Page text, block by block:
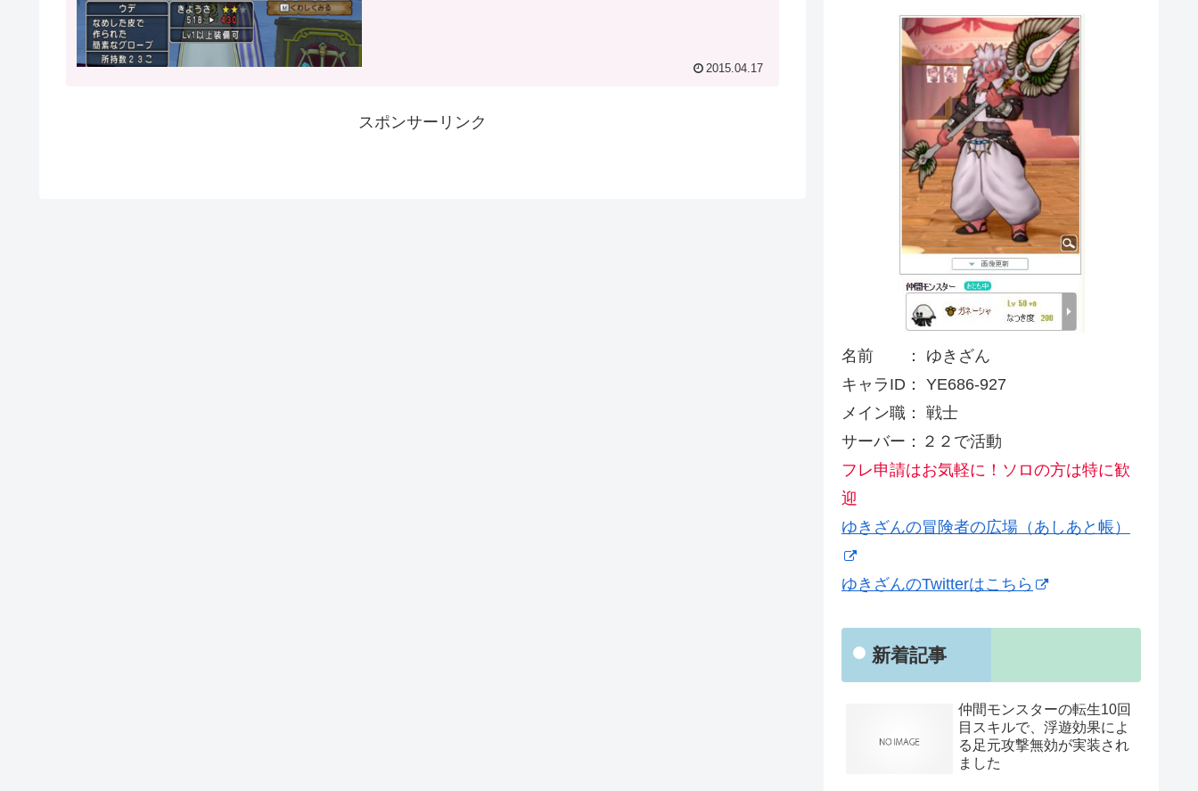
2015.04.17
スポンサーリンク
名前 ： ゆきざん
キャラID： YE686-927
メイン職： 戦士
サーバー：２２で活動
フレ申請はお気軽に！ソロの方は特に歓
迎
ゆきざんの冒険者の広場（あしあと帳）
ゆきざんのTwitterはこちら
新着記事
仲間モンスターの転生10回
目スキルで、浮遊効果によ
る足元攻撃無効が実装され
ました